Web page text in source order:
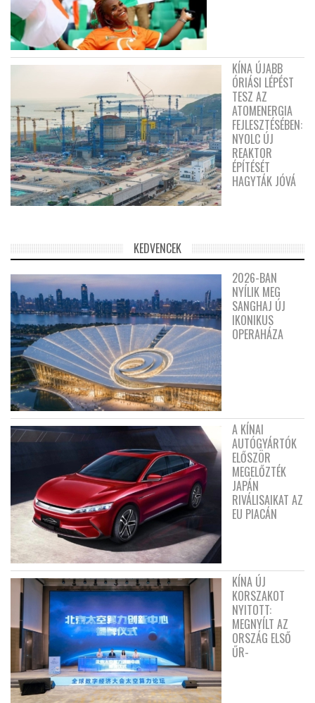
KÍNA ÚJABB
ÓRIÁSI LÉPÉST
TESZ AZ
ATOMENERGIA
FEJLESZTÉSÉBEN:
NYOLC ÚJ
REAKTOR
ÉPÍTÉSÉT
HAGYTÁK JÓVÁ
KEDVENCEK
2026-BAN
NYÍLIK MEG
SANGHAJ ÚJ
IKONIKUS
OPERAHÁZA
A KÍNAI
AUTÓGYÁRTÓK
ELŐSZÖR
MEGELŐZTÉK
JAPÁN
RIVÁLISAIKAT AZ
EU PIACÁN
KÍNA ÚJ
KORSZAKOT
NYITOTT:
MEGNYÍLT AZ
ORSZÁG ELSŐ
ŰR-